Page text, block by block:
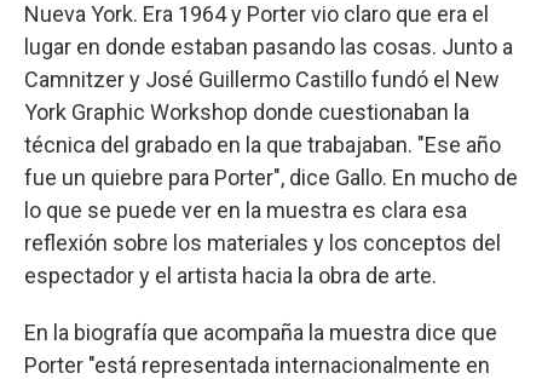
Nueva York. Era 1964 y Porter vio claro que era el
lugar en donde estaban pasando las cosas. Junto a
Camnitzer y José Guillermo Castillo fundó el New
York Graphic Workshop donde cuestionaban la
técnica del grabado en la que trabajaban. "Ese año
fue un quiebre para Porter", dice Gallo. En mucho de
lo que se puede ver en la muestra es clara esa
reflexión sobre los materiales y los conceptos del
espectador y el artista hacia la obra de arte.
En la biografía que acompaña la muestra dice que
Porter "está representada internacionalmente en